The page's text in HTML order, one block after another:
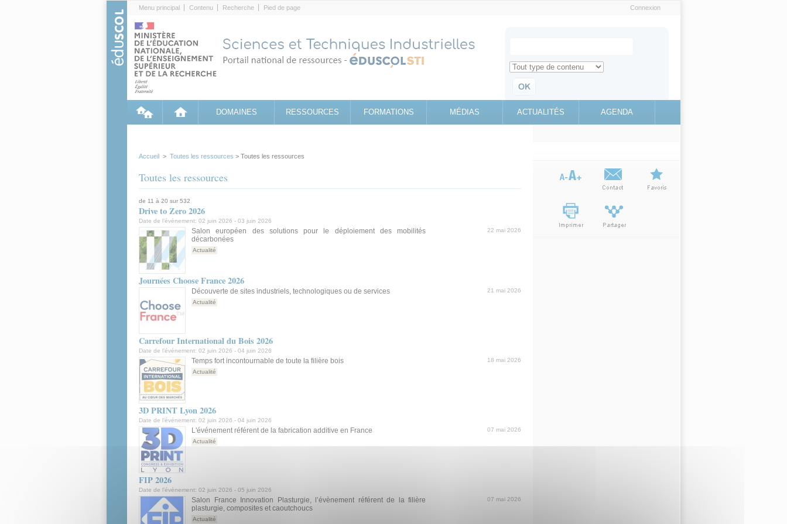
Menu principal Contenu Recherche Pied de page Connexion
Search for
Retrouvez toute l'information sur le site education.gouv.fr
DOMAINES RESSOURCES FORMATIONS MÉDIAS ACTUALITÉS AGENDA
Accueil > Toutes les ressources > Toutes les ressources
Toutes les ressources
de 11 à 20 sur 532
Drive to Zero 2026
Date de l’événement: 02 juin 2026 - 03 juin 2026
22 mai 2026
Salon européen des solutions pour le déploiement des mobilités
décarbonées
Actualité
Journées Choose France 2026
21 mai 2026
Découverte de sites industriels, technologiques ou de services
Actualité
Carrefour International du Bois 2026
Date de l’événement: 02 juin 2026 - 04 juin 2026
18 mai 2026
Temps fort incontournable de toute la filière bois
Actualité
3D PRINT Lyon 2026
Date de l’événement: 02 juin 2026 - 04 juin 2026
07 mai 2026
L'événement référent de la fabrication additive en France
Actualité
FIP 2026
Date de l’événement: 02 juin 2026 - 05 juin 2026
07 mai 2026
Salon France Innovation Plasturgie, l’évènement référent de la filière
plasturgie, composites et caoutchoucs
Actualité